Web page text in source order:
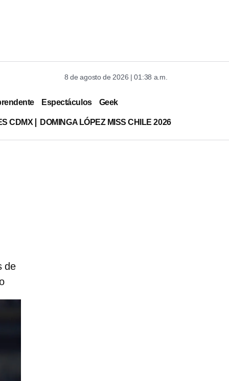
8 de agosto de 2026 | 01:38 a.m.
Espectáculos Geek
CDMX DOMINGA LÓPEZ MISS CHILE 2026
de